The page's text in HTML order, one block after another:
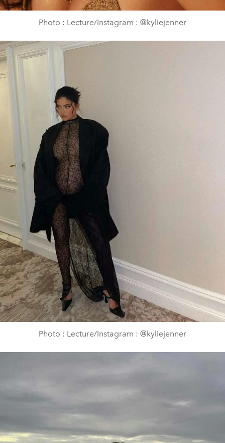
Photo : Lecture/Instagram : @kyliejenner
Photo : Lecture/Instagram : @kyliejenner